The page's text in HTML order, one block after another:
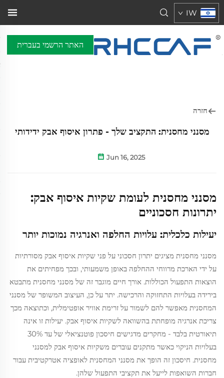
IW
האתר הרשמי בעברית
חזרה
מסנני מחסנית: התקציב שלך - פתרון איסוף אבק ידידותי
Jun 16, 2025
מסנני מחסנית לעומת שקיות איסוף אבק:
יתרונות חסכוניים
יעילות כלכלית: עלויות החלפה ואנרגיה נמוכות יותר
מסנני מחסנית מציגים יתרון חסכוני על פני שקיות איסוף אבק מסורתיות
על ידי הארכת מרווחי ההחלפה באופן משמעותי, ובכך מפחיתים את
הוצאות התפעול הכוללות. אורך חיים מוגבר זה של מסנני מחסנית מתבטא
בירידה בעלויות התחזוקה והרכישה. יתר על כן, העיצוב המשופר של מסנני
המחסנית מאפשר להם לשמור על זרימת אוויר אופטימלית, וכתוצאה מכך
צריכת אנרגיה מופחתת בהשוואה לשקיות איסוף אבק. יעילות זו אינה
תיאורטית בלבד - מחקרים מדגישים חיסכון פוטנציאלי של עד 30%
בעלויות הניקוי כאשר מתקנים עוברים משקיות איסוף אבק למסנני
מחסנית. חיסכון זה הופך את מסנני המחסנית לאופציה אטרקטיבית עבור
חברות השואפות לייעל את תקציבי התפעול שלהן.